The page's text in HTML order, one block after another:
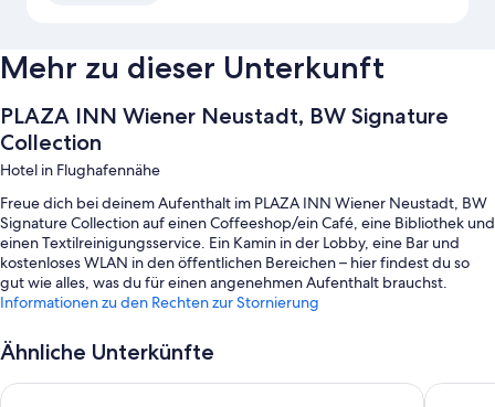
Mehr zu dieser Unterkunft
PLAZA INN Wiener Neustadt, BW Signature
Collection
Hotel in Flughafennähe
Freue dich bei deinem Aufenthalt im PLAZA INN Wiener Neustadt, BW
Signature Collection auf einen Coffeeshop/ein Café, eine Bibliothek und
einen Textilreinigungsservice. Ein Kamin in der Lobby, eine Bar und
kostenloses WLAN in den öffentlichen Bereichen – hier findest du so
gut wie alles, was du für einen angenehmen Aufenthalt brauchst.
Außerdem zählen zu den Extras unter anderem:
Ein Frühstücksbuffet (gegen Aufpreis), ein kostenpflichtiger
Express-Check-in, Unterstützung bei der Tourenplanung/beim
Informationen zu den Rechten zur Stornierung
Ähnliche Unterkünfte
Luis von Weyden